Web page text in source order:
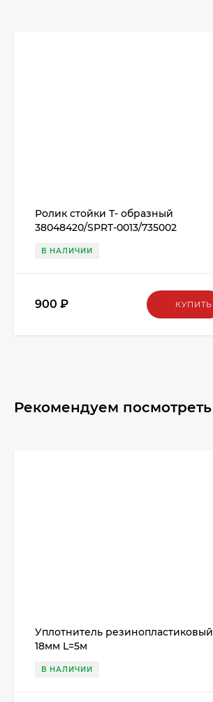
Ролик стойки Т- образный
38048420/SPRT-0013/735002
В НАЛИЧИИ
900 ₽ КУПИТЬ
Рекомендуем посмотреть
Уплотнитель резинопластиковый
18мм L=5м
В НАЛИЧИИ